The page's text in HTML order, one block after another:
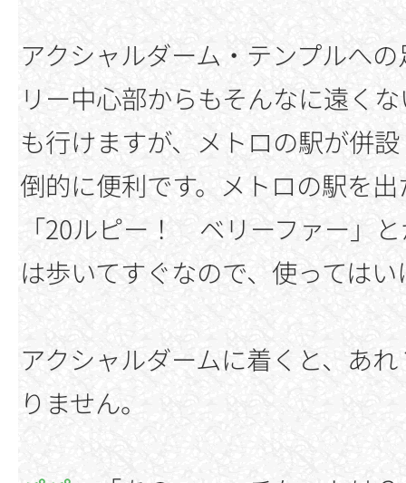
アクシャルダーム・テンプルへ
リー中心部からもそんなに遠く
も行けますが、メトロの駅が併
倒的に便利です。メトロの駅を
「20ルピー！ ベリーファー」
は歩いてすぐなので、使っては
アクシャルダームに着くと、あ
りません。